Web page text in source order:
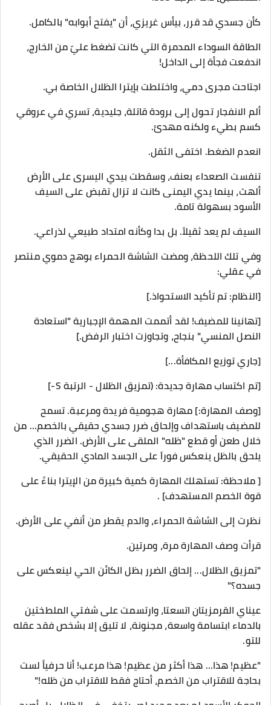
​كأن جسدي قد قرر، بيأس غريزي، أن "يفتح أبوابه" بالكامل.
​الطاقة السوداء المدمرة التي كانت تضغط عليّ من الخارج،
اندفعت فجأة إلى الداخل!
اجتاحت مجرى دمي، واختلطت بإيترا الظلال الخاصة بي.
ألم الانفجار تحول إلى برودة قاتلة، جليدية، تسري في عروقي
كسم بطيء ولكنه مهدئ.
​انعدم الضغط. اختفى الثقل.
​تنفست الصعداء بعنف، وسقطت بيدي اليسرى على الأرض
ألهث، بينما يدي اليمنى كانت لا تزال تقبض على السيف
الأسود بسهولة تامة.
السيف لم يعد ثقيلاً. بل بدا وكأنه امتداد طبيعي لذراعي.
​وفي تلك اللحظة، ومضت الشاشة الحمراء بوهج دموي منتصر
في عقلي:
​[النظام: تم تأكيد الاستحواذ.]
[تهانينا للمضيف! لقد أتممت المهمة الإجبارية "استعادة
النصل المنسي" بنجاح، وتجاوزت اختبار الرفض.]
​[جاري توزيع المكافأة...]
[تم اكتساب مهارة جديدة: (تمزيق الظلال - الرتبة S-]
​[وصف المهارة:] مهارة هجومية فريدة ومرعبة. تسمح
للمضيف باستهداف وإلحاق ضرر جسدي حقيقي بالخصم... من
خلال طعن أو قطع "ظله" الملقى على الأرض. الضرر الذي
يلحق بالظل ينعكس فوراَ على الجسد المادي الحقيقي.
[ ملاحظة: تستهلك المهارة كمية كبيرة من الإيترا بناءً على
قوة الخصم المستهدف] .
​نظرت إلى الشاشة الحمراء، والدم يقطر من أنفي على الأرض.
​قرأت وصف المهارة مرة، ومرتين.
​"تمزيق الظلال... إلحاق الضرر بظل الكائن الحي لينعكس على
جسده؟"
​عيناي القرمزيتان اتسعتا، وارتسمت على شفتي الملطختين
بالدماء ابتسامة واسعة، مجنونة، لا تليق إلا بشخص فقد عقله
للتو.
​"عظيم! هذا... هذا أكثر من عظيم! هذا مرعب! أنا حرفياً لست
بحاجة للاقتراب من الخصم، أحتاج فقط للاقتراب من ظله!"